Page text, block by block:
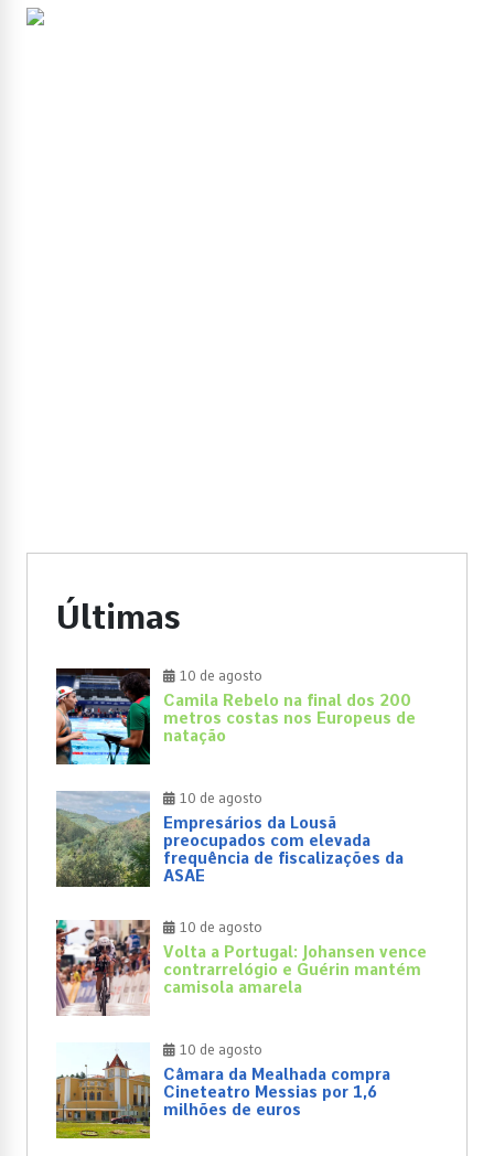
Últimas
10 de agosto
Camila Rebelo na final dos 200
metros costas nos Europeus de
natação
10 de agosto
Empresários da Lousã
preocupados com elevada
frequência de fiscalizações da
ASAE
10 de agosto
Volta a Portugal: Johansen vence
contrarrelógio e Guérin mantém
camisola amarela
10 de agosto
Câmara da Mealhada compra
Cineteatro Messias por 1,6
milhões de euros